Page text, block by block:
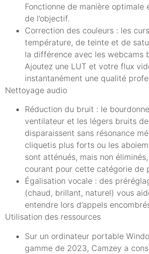
Fonctionne de manière
de l’objectif.
Correction des couleurs : les
température, de teinte et de
la différence avec les webcams
Ajoutez une LUT et votre flux
instantanément une qualité
Nettoyage audio
Réduction du bruit : le
ventilateur et les légers bruits
disparaissent sans résonance
cliquetis plus forts ou les
sont atténués, mais non
courant pour cette catégorie de
Égalisation vocale : des
(chaud, brillant, naturel) vous
entendre lors d’appels
Utilisation des ressources
Sur un ordinateur portable
gamme de 2023, Camzey a